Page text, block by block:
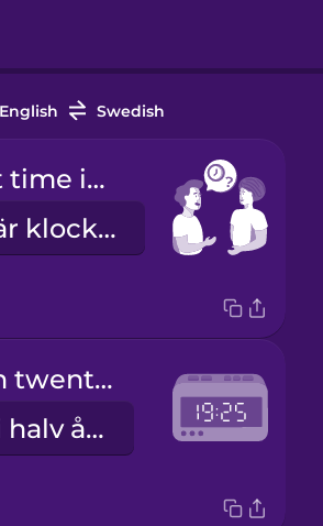
Swedish
What time is it?
Vad är klockan?
seven twenty-five
fem i halv åtta